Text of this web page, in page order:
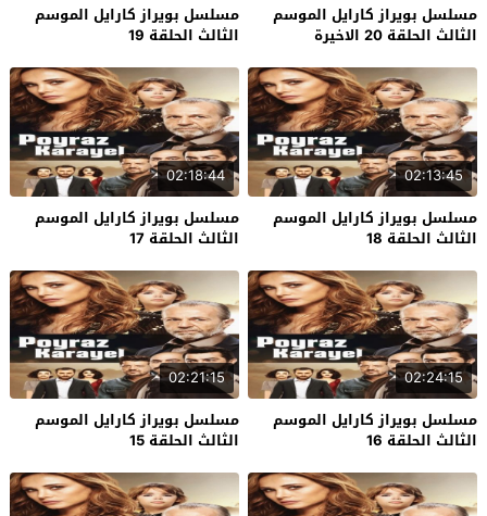
مسلسل بويراز كارايل الموسم
الثالث الحلقة 20 الاخيرة
مسلسل بويراز كارايل الموسم
الثالث الحلقة 19
02:13:45
مسلسل بويراز كارايل الموسم
الثالث الحلقة 18
02:18:44
مسلسل بويراز كارايل الموسم
الثالث الحلقة 17
02:24:15
مسلسل بويراز كارايل الموسم
الثالث الحلقة 16
02:21:15
مسلسل بويراز كارايل الموسم
الثالث الحلقة 15